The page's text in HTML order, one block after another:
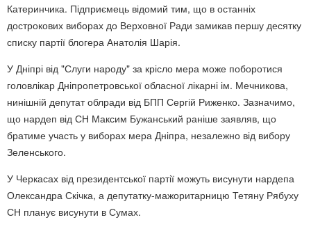
Катеринчика. Підприємець відомий тим, що в останніх
дострокових виборах до Верховної Ради замикав першу десятку
списку партії блогера Анатолія Шарія.
У Дніпрі від "Слуги народу" за крісло мера може поборотися
головлікар Дніпропетровської обласної лікарні ім. Мечникова,
нинішній депутат облради від БПП Сергій Риженко. Зазначимо,
що нардеп від СН Максим Бужанський раніше заявляв, що
братиме участь у виборах мера Дніпра, незалежно від вибору
Зеленського.
У Черкасах від президентської партії можуть висунути нардепа
Олександра Скічка, а депутатку-мажоритарницю Тетяну Рябуху
СН планує висунути в Сумах.